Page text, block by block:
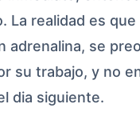
La realidad es que
adrenalina, se
su trabajo, y no
dia siguiente.